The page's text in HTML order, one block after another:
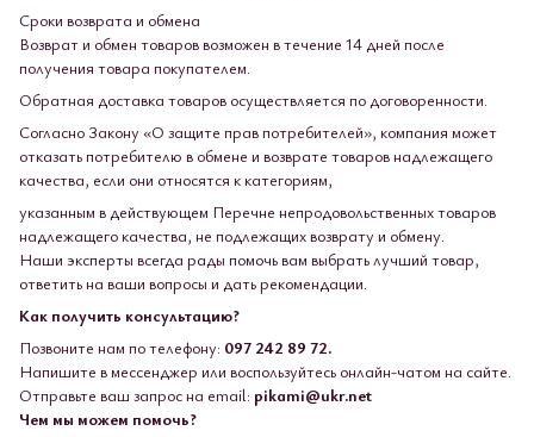
Сроки возврата и обмена
Возврат и обмен товаров возможен в течение 14 дней после
получения товара покупателем.
Обратная доставка товаров осуществляется по договоренности.
Согласно Закону «О защите прав потребителей», компания может
отказать потребителю в обмене и возврате товаров надлежащего
качества, если они относятся к категориям,
указанным в действующем Перечне непродовольственных товаров
надлежащего качества, не подлежащих возврату и обмену.
Наши эксперты всегда рады помочь вам выбрать лучший товар,
ответить на ваши вопросы и дать рекомендации.
Как получить консультацию?
Позвоните нам по телефону: 097 242 89 72.
Напишите в мессенджер или воспользуйтесь онлайн-чатом на сайте.
Отправьте ваш запрос на email: pikami@ukr.net
Чем мы можем помочь?